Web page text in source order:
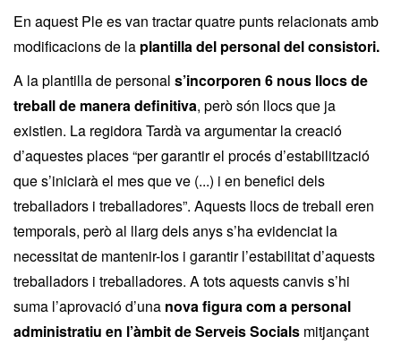
En aquest Ple es van tractar quatre punts relacionats amb
modificacions de la plantilla del personal del consistori.
A la plantilla de personal s’incorporen 6 nous llocs de
treball de manera definitiva, però són llocs que ja
existien. La regidora Tardà va argumentar la creació
d’aquestes places “per garantir el procés d’estabilització
que s’iniciarà el mes que ve (...) i en benefici dels
treballadors i treballadores”. Aquests llocs de treball eren
temporals, però al llarg dels anys s’ha evidenciat la
necessitat de mantenir-los i garantir l’estabilitat d’aquests
treballadors i treballadores. A tots aquests canvis s’hi
suma l’aprovació d’una nova figura com a personal
administratiu en l’àmbit de Serveis Socials mitjançant